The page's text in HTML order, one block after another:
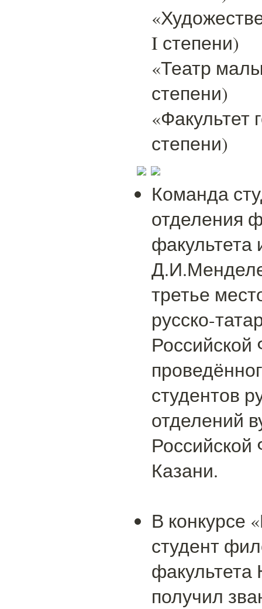
I степени)
«Театр
степени)
«Факультет
степени)
Команда
отделения
факультета
третье
русско-
студентов
отделений
Российской
Казани.
В конкурсе
студент
получил